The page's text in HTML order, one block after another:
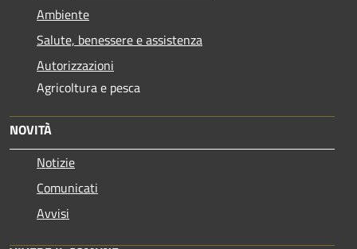
Ambiente
Salute, benessere e assistenza
Autorizzazioni
Agricoltura e pesca
NOVITÀ
Notizie
Comunicati
Avvisi